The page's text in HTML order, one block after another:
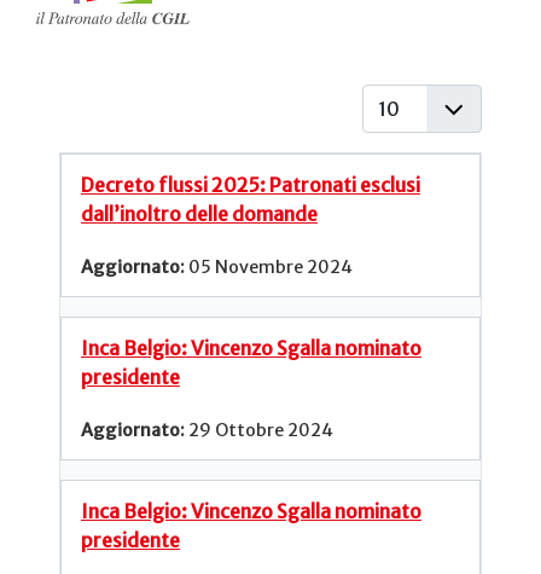
Visualizza #
Decreto flussi 2025: Patronati esclusi
dall’inoltro delle domande
05 Novembre 2024
Inca Belgio: Vincenzo Sgalla nominato
presidente
29 Ottobre 2024
Inca Belgio: Vincenzo Sgalla nominato
presidente